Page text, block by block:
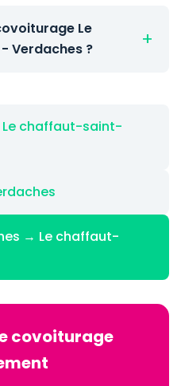
Le
Verdaches ?
Le chaffaut-saint-
→ Le chaffaut-
covoiturage